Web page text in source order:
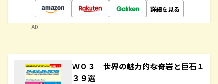
詳細を見る
AD
Ｗ０３ 世界の魅力的な奇岩と巨石１
３９選